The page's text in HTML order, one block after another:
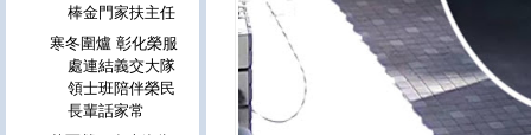
棒金門家扶主任
寒冬圍爐 彰化榮服
處連結義交大隊
領士班陪伴榮民
長輩話家常